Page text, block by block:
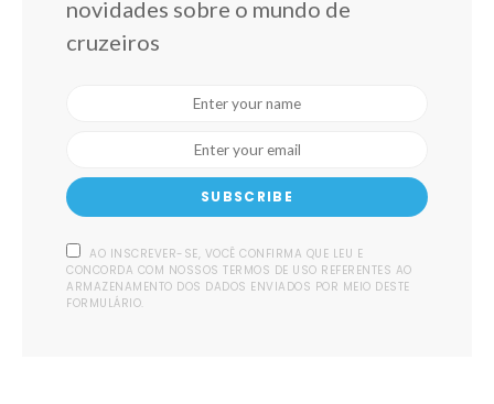
novidades sobre o mundo de
cruzeiros
SUBSCRIBE
AO INSCREVER-SE, VOCÊ CONFIRMA QUE LEU E
CONCORDA COM NOSSOS TERMOS DE USO REFERENTES AO
ARMAZENAMENTO DOS DADOS ENVIADOS POR MEIO DESTE
FORMULÁRIO.